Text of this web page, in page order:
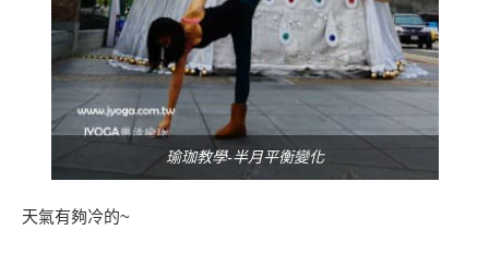
瑜珈教學-半月平衡變化
天氣有夠冷的~